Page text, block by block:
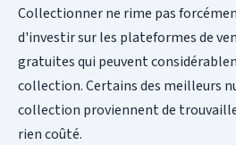
Collectionner ne rime pas
d'investir sur les plateformes de
gratuites qui peuvent
collection. Certains des meilleurs
collection proviennent de
rien coûté.